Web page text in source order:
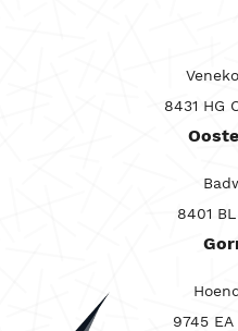
8431 HG
8401
9745